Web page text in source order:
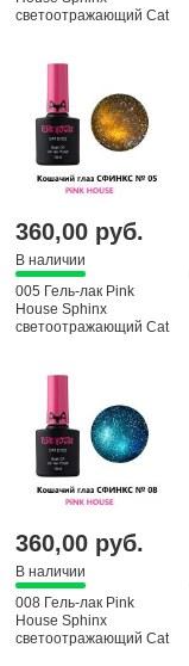
светоотражающий Cat
360,00 руб.
В наличии
005 Гель-лак Pink
House Sphinx
светоотражающий Cat
360,00 руб.
В наличии
008 Гель-лак Pink
House Sphinx
светоотражающий Cat